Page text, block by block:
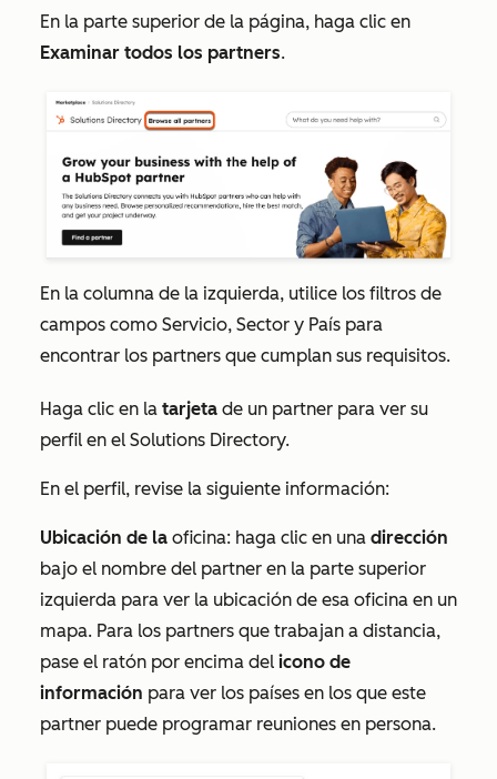
En la parte superior de la página, haga clic en
Examinar todos los partners.
En la columna de la izquierda, utilice los filtros de
campos como Servicio, Sector y País para
encontrar los partners que cumplan sus requisitos.
Haga clic en la tarjeta de un partner para ver su
perfil en el Solutions Directory.
En el perfil, revise la siguiente información:
Ubicación de la oficina: haga clic en una dirección
bajo el nombre del partner en la parte superior
izquierda para ver la ubicación de esa oficina en un
mapa. Para los partners que trabajan a distancia,
pase el ratón por encima del icono de
información para ver los países en los que este
partner puede programar reuniones en persona.